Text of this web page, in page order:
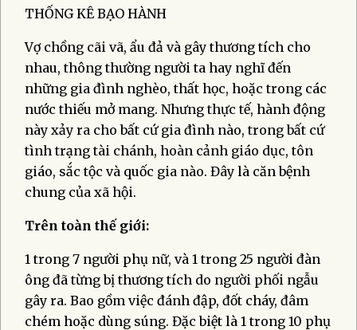
THỐNG KÊ BẠO HÀNH
Vợ chồng cãi vã, ẩu đả và gây thương tích cho
nhau, thông thường người ta hay nghĩ đến
những gia đình nghèo, thất học, hoặc trong các
nước thiếu mở mang. Nhưng thực tế, hành động
này xảy ra cho bất cứ gia đình nào, trong bất cứ
tình trạng tài chánh, hoàn cảnh giáo dục, tôn
giáo, sắc tộc và quốc gia nào. Đây là căn bệnh
chung của xã hội.
Trên toàn thế giới:
1 trong 7 người phụ nữ, và 1 trong 25 người đàn
ông đã từng bị thương tích do người phối ngẫu
gây ra. Bao gồm việc đánh đập, đốt cháy, đâm
chém hoặc dùng súng. Đặc biệt là 1 trong 10 phụ